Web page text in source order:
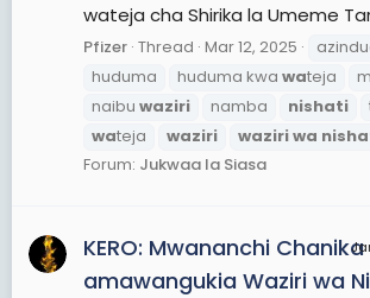
wateja cha Shirika la Umeme
Pfizer Thread Mar 12, 2025
huduma
huduma kwa wateja
naibu waziri namba nishati
wateja waziri waziriwa
Forum: Jukwaa la Siasa
KERO: Mwananchi Chanika
amawangukia Waziri wa